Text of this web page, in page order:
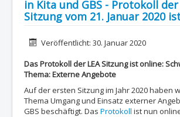
in Kita und GBS - Protokoll der
Sitzung vom 21. Januar 2020
DetailsVeröffentlicht: 30. Januar 2020
Das Protokoll der LEA Sitzung ist online:
Thema: Externe Angebote
Auf der ersten Sitzung im Jahr 2020 haben
Thema Umgang und Einsatz externer
GBS beschäftigt. Das Protokoll ist nun